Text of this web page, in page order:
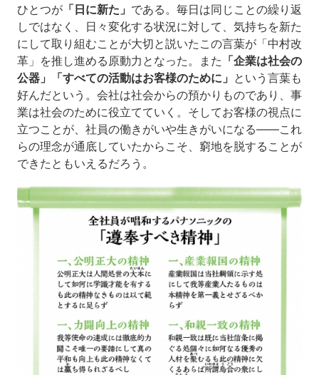
ひとつが「日に新た」 である。毎日は同じことの繰り返
しではなく、日々変化する状況に対して、気持ちを新た
にして取り組むことが大切と説いたこの言葉が「中村改
革」を推し進める原動力となった。また 「企業は社会の
公器」「すべての活動はお客様のために」 という言葉も
好んだという。会社は社会からの預かりものであり、事
業は社会のために役立てていく。そしてお客様の視点に
立つことが、社員の働きがいや生きがいになる――これ
らの理念が通底していたからこそ、窮地を脱することが
できたともいえるだろう。